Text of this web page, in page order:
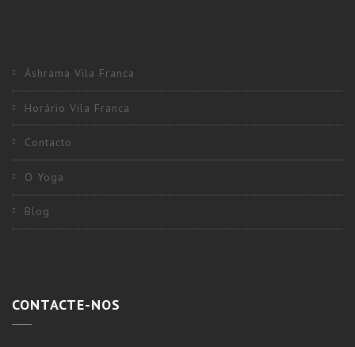
Áshrama Vila Franca
Horário Vila Franca
Contacto
O Yoga
Blog
CONTACTE-NOS